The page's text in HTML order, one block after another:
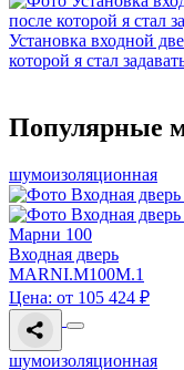
Установка входной
которой я стал
Популярные
шумоизоляционная
Марни 100
Входная дверь
MARNI.M100M.1
Цена: от 105 424 ₽
шумоизоляционная